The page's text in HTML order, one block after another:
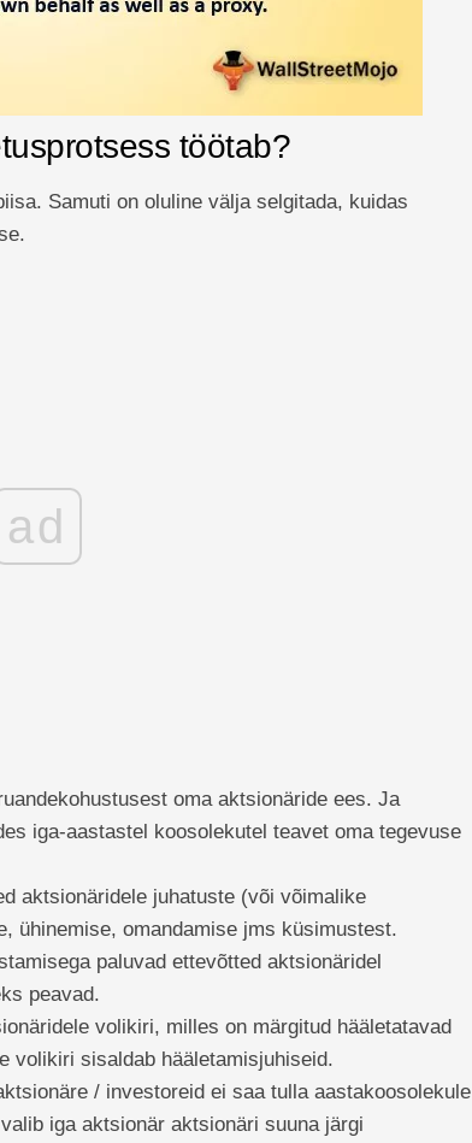
töötab?
Samuti on oluline välja selgitada, kuidas
ad
oma aktsionäride ees. Ja
iga-aastastel koosolekutel teavet oma tegevuse
aktsionäridele juhatuste (või võimalike
ühinemise, omandamise jms küsimustest.
paluvad ettevõtted aktsionäridel
peavad.
volikiri, milles on märgitud hääletatavad
volikiri sisaldab hääletamisjuhiseid.
/ investoreid ei saa tulla aastakoosolekule
iga aktsionär aktsionäri suuna järgi